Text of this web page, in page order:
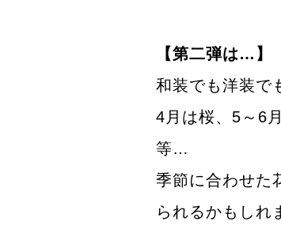
【第二弾は…】
和装でも洋装で
4月は桜、5～6
等…
季節に合わせた
られるかもしれ